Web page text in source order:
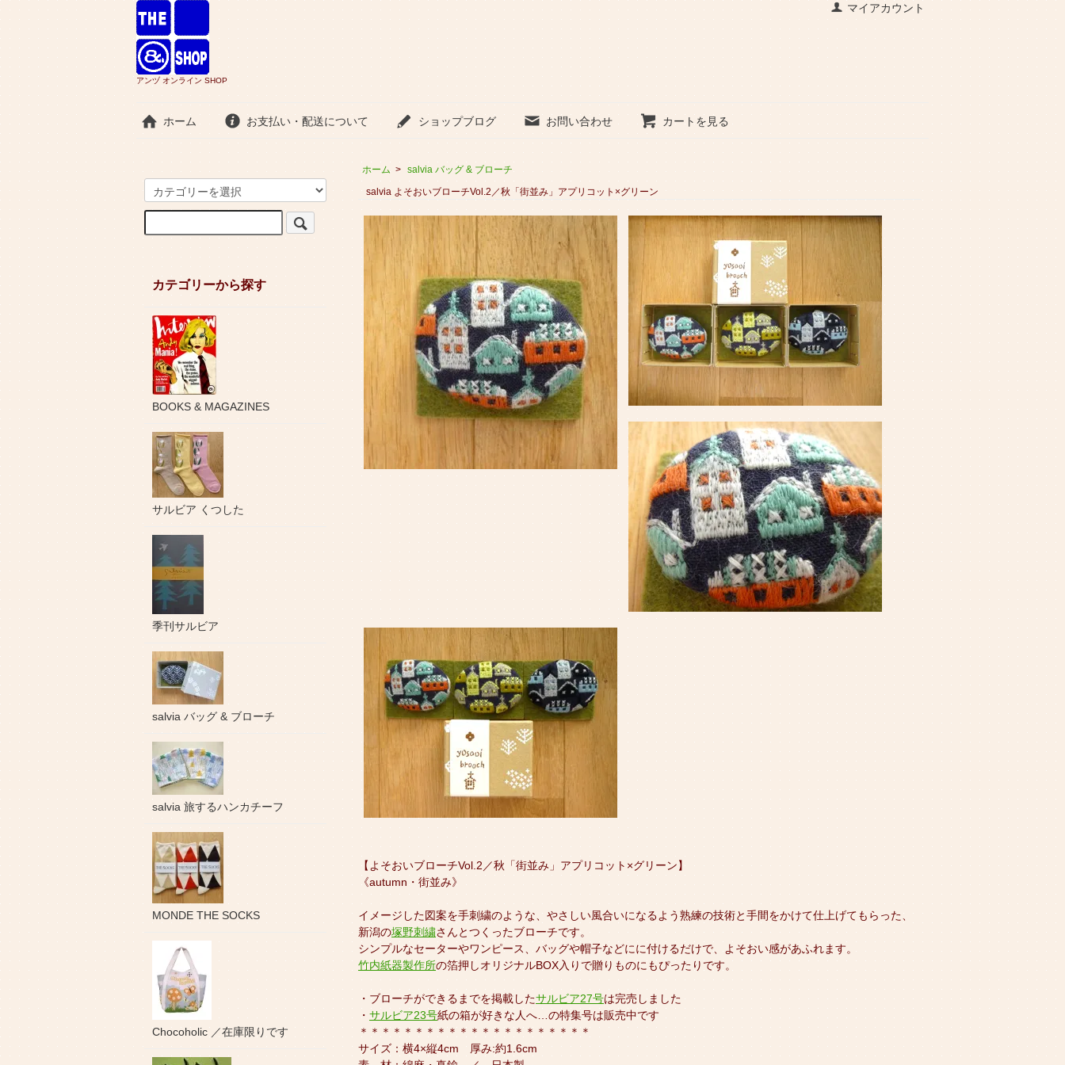
マイアカウント
アンヅ オンライン SHOP
ホーム お支払い・配送について ショップブログ お問い合わせ カートを見る
ホーム > salvia バッグ & ブローチ
salvia よそおいブローチVol.2／秋「街並み」アプリコット×グリーン
【よそおいブローチVol.2／秋「街並み」アプリコット×グリーン】
《autumn・街並み》
イメージした図案を手刺繍のような、やさしい風合いになるよう熟練の技術と手間をかけて仕上げてもらった、
新潟の塚野刺繍さんとつくったブローチです。
シンプルなセーターやワンピース、バッグや帽子などにに付けるだけで、よそおい感があふれます。
竹内紙器製作所の箔押しオリジナルBOX入りで贈りものにもぴったりです。
・ブローチができるまでを掲載したサルビア27号は完売しました
・ サルビア23号紙の箱が好きな人へ…の特集号は販売中です
＊＊＊＊＊＊＊＊＊＊＊＊＊＊＊＊＊＊＊＊＊
サイズ：横4×縦4cm 厚み:約1.6cm
カテゴリーから探す
BOOKS & MAGAZINES
サルビア くつした
季刊サルビア
salvia バッグ & ブローチ
salvia 旅するハンカチーフ
MONDE THE SOCKS
Chocoholic ／在庫限りです